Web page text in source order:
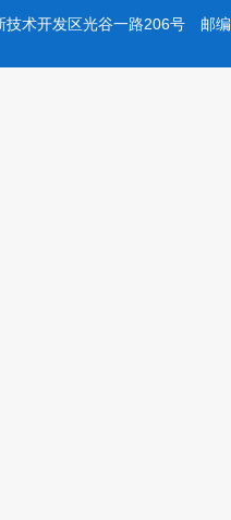
技术开发区光谷一路206号